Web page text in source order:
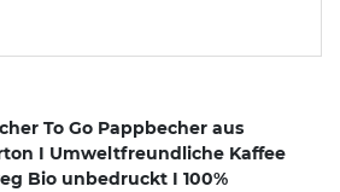
To Go Pappbecher aus
I Umweltfreundliche Kaffee
Bio unbedruckt I 100%